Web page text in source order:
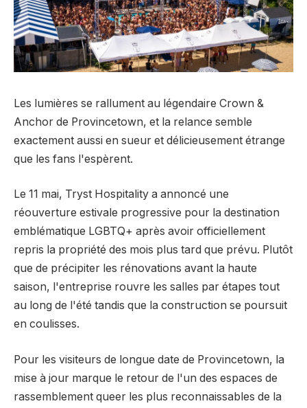
Les lumières se rallument au légendaire Crown &
Anchor de Provincetown, et la relance semble
exactement aussi en sueur et délicieusement étrange
que les fans l'espèrent.
Le 11 mai, Tryst Hospitality a annoncé une
réouverture estivale progressive pour la destination
emblématique LGBTQ+ après avoir officiellement
repris la propriété des mois plus tard que prévu. Plutôt
que de précipiter les rénovations avant la haute
saison, l'entreprise rouvre les salles par étapes tout
au long de l'été tandis que la construction se poursuit
en coulisses.
Pour les visiteurs de longue date de Provincetown, la
mise à jour marque le retour de l'un des espaces de
rassemblement queer les plus reconnaissables de la